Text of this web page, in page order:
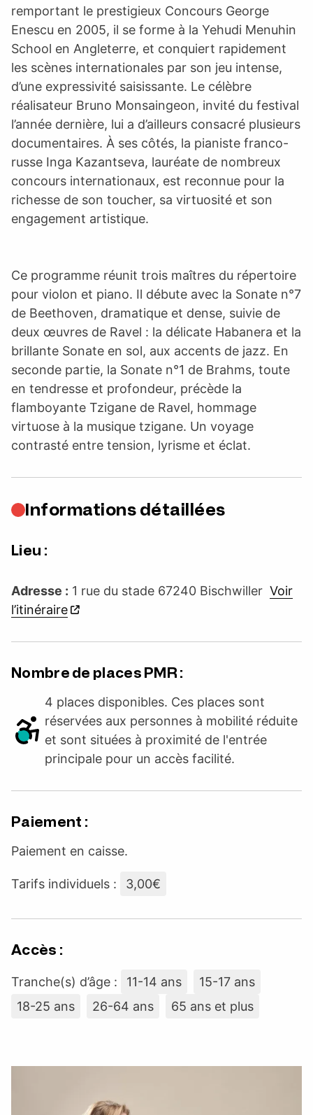
remportant le prestigieux Concours George
Enescu en 2005, il se forme à la Yehudi Menuhin
School en Angleterre, et conquiert rapidement
les scènes internationales par son jeu intense,
d’une expressivité saisissante. Le célèbre
réalisateur Bruno Monsaingeon, invité du festival
l’année dernière, lui a d’ailleurs consacré plusieurs
documentaires. À ses côtés, la pianiste franco-
russe Inga Kazantseva, lauréate de nombreux
concours internationaux, est reconnue pour la
richesse de son toucher, sa virtuosité et son
engagement artistique.
Ce programme réunit trois maîtres du répertoire
pour violon et piano. Il débute avec la Sonate n°7
de Beethoven, dramatique et dense, suivie de
deux œuvres de Ravel : la délicate Habanera et la
brillante Sonate en sol, aux accents de jazz. En
seconde partie, la Sonate n°1 de Brahms, toute
en tendresse et profondeur, précède la
flamboyante Tzigane de Ravel, hommage
virtuose à la musique tzigane. Un voyage
contrasté entre tension, lyrisme et éclat.
Informations détaillées
Lieu :
Adresse : 1 rue du stade 67240 Bischwiller Voir
l’itinéraire
Nombre de places PMR :
4 places disponibles. Ces places sont
réservées aux personnes à mobilité réduite
et sont situées à proximité de l'entrée
principale pour un accès facilité.
Paiement :
Paiement en caisse.
Tarifs individuels : 3,00€
Accès :
Tranche(s) d’âge : 11-14 ans
15-17 ans
18-25 ans
26-64 ans 65 ans et plus